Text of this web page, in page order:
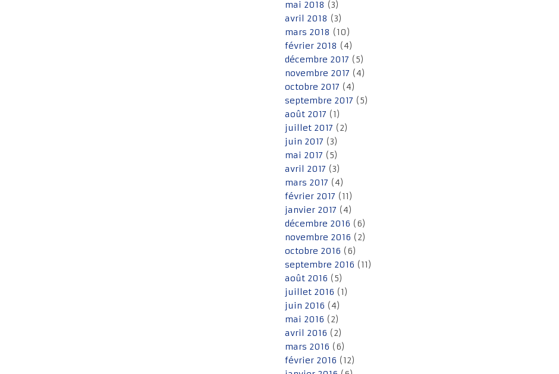
mai 2018 (3)
avril 2018 (3)
mars 2018 (10)
février 2018 (4)
décembre 2017 (5)
novembre 2017 (4)
octobre 2017 (4)
septembre 2017 (5)
août 2017 (1)
juillet 2017 (2)
juin 2017 (3)
mai 2017 (5)
avril 2017 (3)
mars 2017 (4)
février 2017 (11)
janvier 2017 (4)
décembre 2016 (6)
novembre 2016 (2)
octobre 2016 (6)
septembre 2016 (11)
août 2016 (5)
juillet 2016 (1)
juin 2016 (4)
mai 2016 (2)
avril 2016 (2)
mars 2016 (6)
février 2016 (12)